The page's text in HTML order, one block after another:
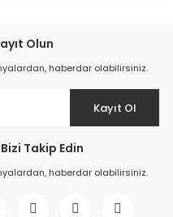
Olun
haberdar olabilirsiniz.
Kayıt Ol
Takip Edin
haberdar olabilirsiniz.